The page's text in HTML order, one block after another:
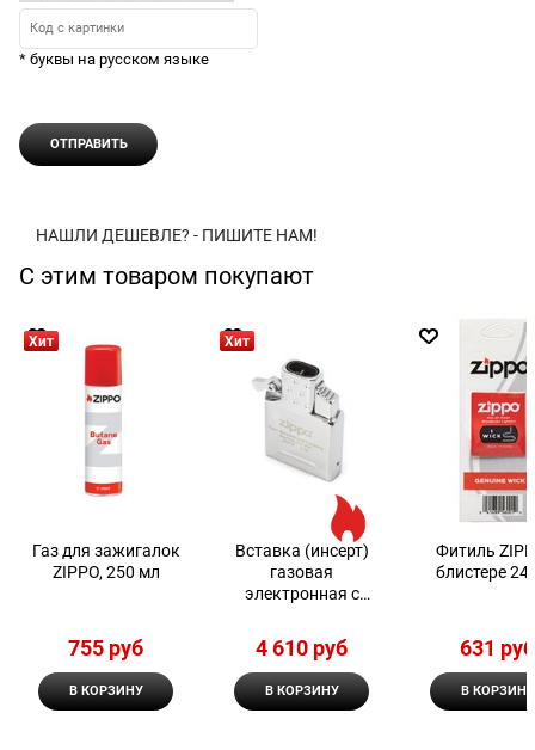
* буквы на русском языке
НАШЛИ ДЕШЕВЛЕ? - ПИШИТЕ НАМ!
С этим товаром покупают
Хит
Газ для зажигалок
ZIPPO, 250 мл
755 руб
В КОРЗИНУ
Хит
Вставка (инсерт)
газовая
электронная с
Zippo
4 610 руб
В КОРЗИНУ
Фитиль
блистере
631 руб
В КОРЗИНУ